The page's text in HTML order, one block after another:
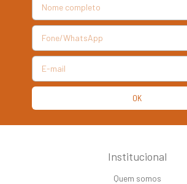
Institucional
Quem somos